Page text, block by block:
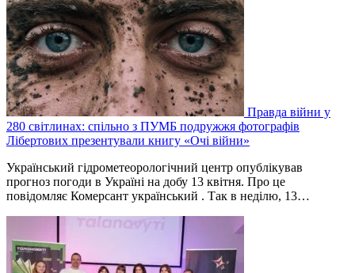
Правда війни у
280 світлинах: спільно з ПУМБ подружжя фотографів
Лібертових презентували книгу «Очі війни»
Український гідрометеорологічний центр опублікував
прогноз погоди в Україні на добу 13 квітня. Про це
повідомляє Комерсант український . Так в неділю, 13…